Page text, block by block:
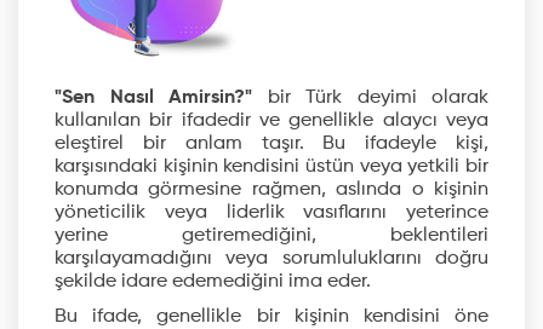
"Sen Nasıl Amirsin?" bir Türk deyimi olarak
kullanılan bir ifadedir ve genellikle alaycı veya
eleştirel bir anlam taşır. Bu ifadeyle kişi,
karşısındaki kişinin kendisini üstün veya yetkili bir
konumda görmesine rağmen, aslında o kişinin
yöneticilik veya liderlik vasıflarını yeterince
yerine getiremediğini, beklentileri
karşılayamadığını veya sorumluluklarını doğru
şekilde idare edemediğini ima eder.
Bu ifade, genellikle bir kişinin kendisini öne